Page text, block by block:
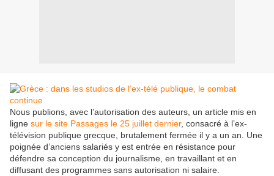
Nous publions, avec l’autorisation des auteurs, un article mis en
ligne sur le site Passages le 25 juillet dernier, consacré à l’ex-
télévision publique grecque, brutalement fermée il y a un an. Une
poignée d’anciens salariés y est entrée en résistance pour
défendre sa conception du journalisme, en travaillant et en
diffusant des programmes sans autorisation ni salaire.